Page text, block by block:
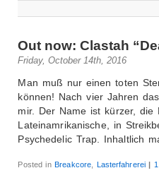
Out now: Clastah
Friday, October 14th, 2016
Man muß nur einen toten
können! Nach vier Jahren
mir. Der Name ist kürzer,
Lateinamrikanische, in
Psychedelic Trap. Inhaltlich
Posted inBreakcore Lasterfahrerei |